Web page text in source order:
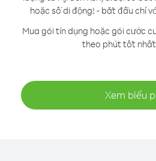
hoặc số di động! - bắt đầu chỉ
Mua gói tín dụng hoặc gói cước
theo phút tốt nhất
Xem biểu